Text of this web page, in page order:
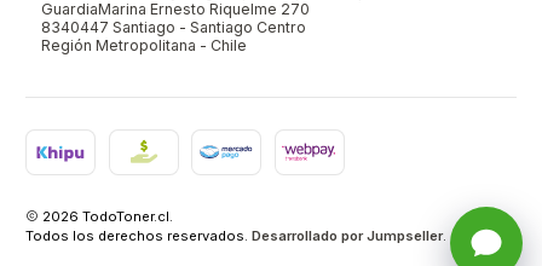
GuardiaMarina Ernesto Riquelme 270
8340447 Santiago - Santiago Centro
Región Metropolitana - Chile
2026 TodoToner.cl.
Todos los derechos reservados. Desarrollado por Jumpseller.